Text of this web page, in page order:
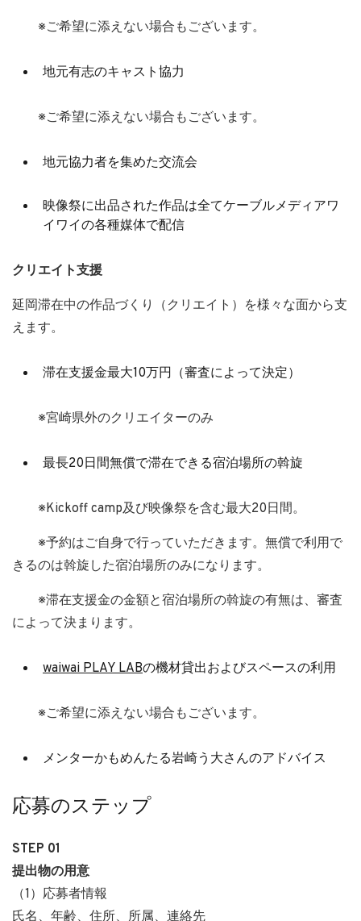
※ご希望に添えない場合もございます。
地元有志のキャスト協力
※ご希望に添えない場合もございます。
地元協力者を集めた交流会
映像祭に出品された作品は全てケーブルメディアワ
イワイの各種媒体で配信
クリエイト支援
延岡滞在中の作品づくり（クリエイト）を様々な面から支
えます。
滞在支援金最大10万円（審査によって決定）
※宮崎県外のクリエイターのみ
最長20日間無償で滞在できる宿泊場所の斡旋
※Kickoff camp及び映像祭を含む最大20日間。
※予約はご自身で行っていただきます。無償で利用で
きるのは斡旋した宿泊場所のみになります。
※滞在支援金の金額と宿泊場所の斡旋の有無は、審査
によって決まります。
waiwai PLAY LABの機材貸出およびスペースの利用
※ご希望に添えない場合もございます。
メンターかもめんたる岩崎う大さんのアドバイス
応募のステップ
STEP 01
提出物の用意
（1）応募者情報
氏名、年齢、住所、所属、連絡先